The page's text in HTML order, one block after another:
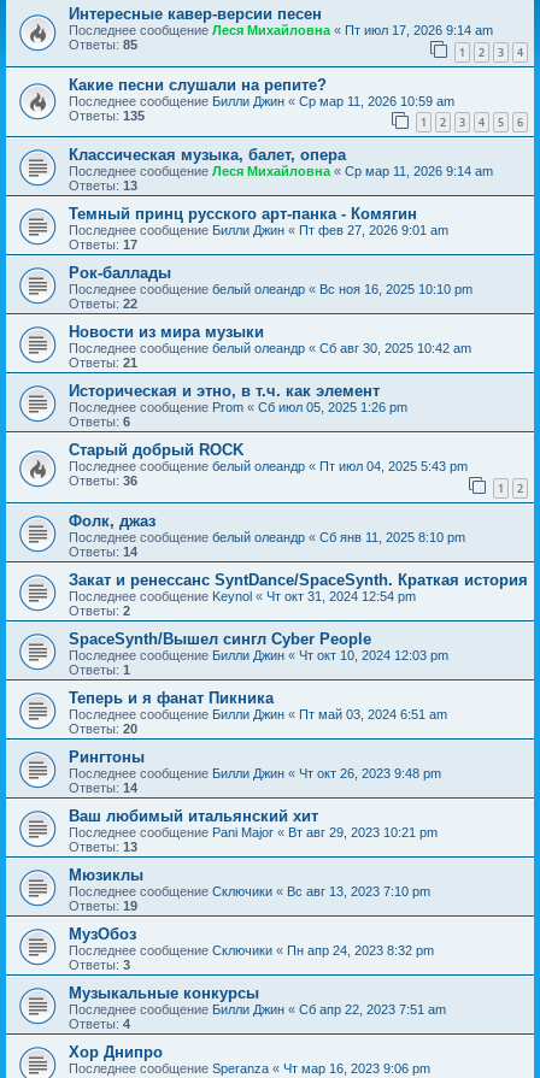
Интересные кавер-версии песен
Последнее сообщение Леся Михайловна « Пт июл 17, 2026 9:14 am
Ответы: 85 1 2 3 4
Какие песни слушали на репите?
Последнее сообщение Билли Джин « Ср мар 11, 2026 10:59 am
Ответы: 135 1 2 3 4 5 6
Классическая музыка, балет, опера
Последнее сообщение Леся Михайловна « Ср мар 11, 2026 9:14 am
Ответы: 13
Темный принц русского арт-панка - Комягин
Последнее сообщение Билли Джин « Пт фев 27, 2026 9:01 am
Ответы: 17
Рок-баллады
Последнее сообщение белый олеандр « Вс ноя 16, 2025 10:10 pm
Ответы: 22
Новости из мира музыки
Последнее сообщение белый олеандр « Сб авг 30, 2025 10:42 am
Ответы: 21
Историческая и этно, в т.ч. как элемент
Последнее сообщение Prom « Сб июл 05, 2025 1:26 pm
Ответы: 6
Старый добрый ROCK
Последнее сообщение белый олеандр « Пт июл 04, 2025 5:43 pm
Ответы: 36 1 2
Фолк, джаз
Последнее сообщение белый олеандр « Сб янв 11, 2025 8:10 pm
Ответы: 14
Закат и ренессанс SyntDance/SpaceSynth. Краткая история
Последнее сообщение Keynol « Чт окт 31, 2024 12:54 pm
Ответы: 2
SpaceSynth/Вышел сингл Cyber People
Последнее сообщение Билли Джин « Чт окт 10, 2024 12:03 pm
Ответы: 1
Теперь и я фанат Пикника
Последнее сообщение Билли Джин « Пт май 03, 2024 6:51 am
Ответы: 20
Рингтоны
Последнее сообщение Билли Джин « Чт окт 26, 2023 9:48 pm
Ответы: 14
Ваш любимый итальянский хит
Последнее сообщение Pani Major « Вт авг 29, 2023 10:21 pm
Ответы: 13
Мюзиклы
Последнее сообщение Сключики « Вс авг 13, 2023 7:10 pm
Ответы: 19
МузОбоз
Последнее сообщение Сключики « Пн апр 24, 2023 8:32 pm
Ответы: 3
Музыкальные конкурсы
Последнее сообщение Билли Джин « Сб апр 22, 2023 7:51 am
Ответы: 4
Хор Днипро
Последнее сообщение Speranza « Чт мар 16, 2023 9:06 pm